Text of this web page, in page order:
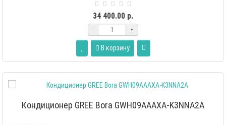
34 400.00 р.
- +
В корзину
Кондиционер GREE Bora GWH09AAAXA-K3NNA2A